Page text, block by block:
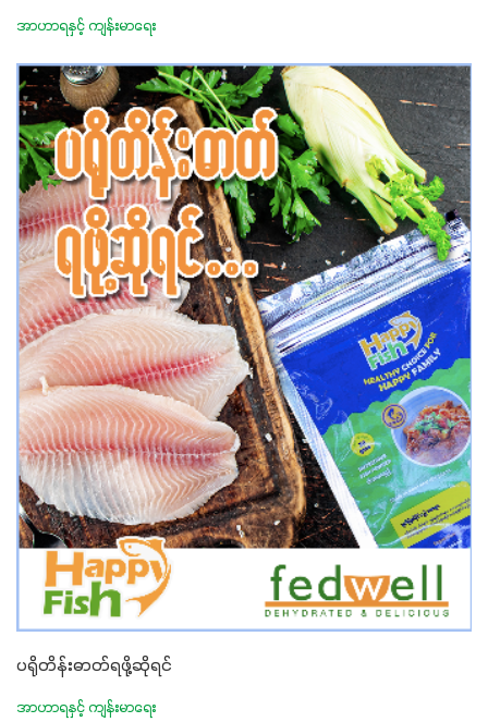
အာဟာရနှင့် ကျန်းမာရေး
ပရိုတိန်းဓာတ်ရဖို့ဆိုရင်
အာဟာရနှင့် ကျန်းမာရေး